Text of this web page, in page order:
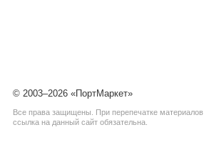
© 2003–2026 «ПортМаркет»
Все права защищены. При перепечатке материалов
ссылка на данный сайт обязательна.